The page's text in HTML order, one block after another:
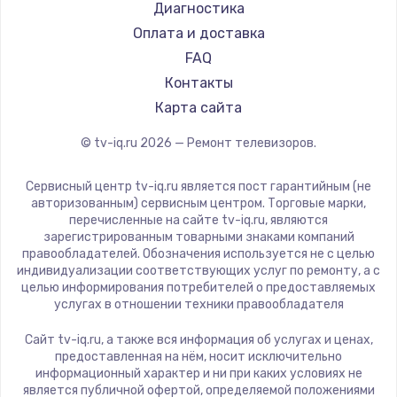
Замена видеокарты
1600 руб.
Заказать
Ремонт разъема питания
880 руб.
Заказать
Замена видеочипа
2745 руб.
Заказать
2600 руб.
Заказать
Hyundai
Doffler
Hiper
Grundig
HITACHI
Yandex
National
iFFALCON
Tuvio
Nord
BenQ
Диагностика
Оплата и доставка
FAQ
Контакты
Карта сайта
© tv-iq.ru 2026 — Ремонт телевизоров.
Сервисный центр tv-iq.ru является пост гарантийным (не
авторизованным) сервисным центром. Торговые марки,
перечисленные на сайте tv-iq.ru, являются
зарегистрированным товарными знаками компаний
правообладателей. Обозначения используется не с целью
индивидуализации соответствующих услуг по ремонту, а с
целью информирования потребителей о предоставляемых
услугах в отношении техники правообладателя
Сайт tv-iq.ru, а также вся информация об услугах и ценах,
предоставленная на нём, носит исключительно
информационный характер и ни при каких условиях не
является публичной офертой, определяемой положениями